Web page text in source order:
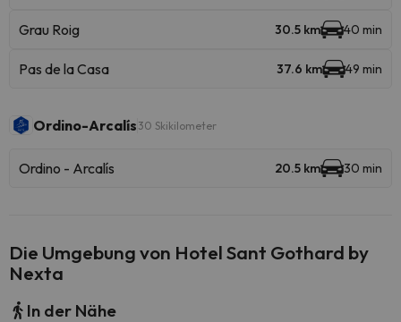
Grau Roig 30.5 km 40 min
Pas de la Casa 37.6 km 49 min
Ordino-Arcalís 30 Skikilometer
Ordino - Arcalís 20.5 km 30 min
Die Umgebung von Hotel Sant Gothard by
Nexta
In der Nähe